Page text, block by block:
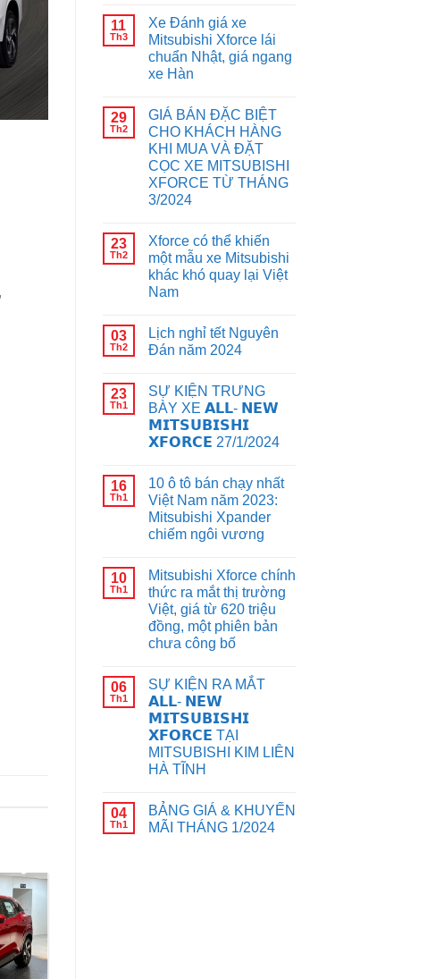
11
Th3
Xe Đánh giá xe
Mitsubishi Xforce lái
chuẩn Nhật, giá ngang
xe Hàn
29
Th2
GIÁ BÁN ĐẶC BIỆT
CHO KHÁCH HÀNG
KHI MUA VÀ ĐẶT
CỌC XE MITSUBISHI
XFORCE TỪ THÁNG
3/2024
23
Th2
Xforce có thể khiến
một mẫu xe Mitsubishi
khác khó quay lại Việt
Nam
03
Th2
Lịch nghỉ tết Nguyên
Đán năm 2024
23
Th1
SỰ KIỆN TRƯNG
BÀY XE 𝗔𝗟𝗟- 𝗡𝗘𝗪
𝗠𝗜𝗧𝗦𝗨𝗕𝗜𝗦𝗛𝗜
𝗫𝗙𝗢𝗥𝗖𝗘 27/1/2024
16
Th1
10 ô tô bán chạy nhất
Việt Nam năm 2023:
Mitsubishi Xpander
chiếm ngôi vương
10
Th1
Mitsubishi Xforce chính
thức ra mắt thị trường
Việt, giá từ 620 triệu
đồng, một phiên bản
chưa công bố
06
Th1
SỰ KIỆN RA MẮT
𝗔𝗟𝗟- 𝗡𝗘𝗪
𝗠𝗜𝗧𝗦𝗨𝗕𝗜𝗦𝗛𝗜
𝗫𝗙𝗢𝗥𝗖𝗘 TẠI
MITSUBISHI KIM LIÊN
HÀ TĨNH
04
Th1
BẢNG GIÁ & KHUYẾN
MÃI THÁNG 1/2024